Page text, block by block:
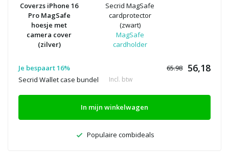
Coverzs iPhone 16
Pro MagSafe
hoesje met
camera cover
(zilver)
Secrid MagSafe
cardprotector
(zwart)
MagSafe
cardholder
Je bespaart 16% 65.98 56,18
Secrid Wallet case bundel Incl. btw
In mijn winkelwagen
Populaire combideals